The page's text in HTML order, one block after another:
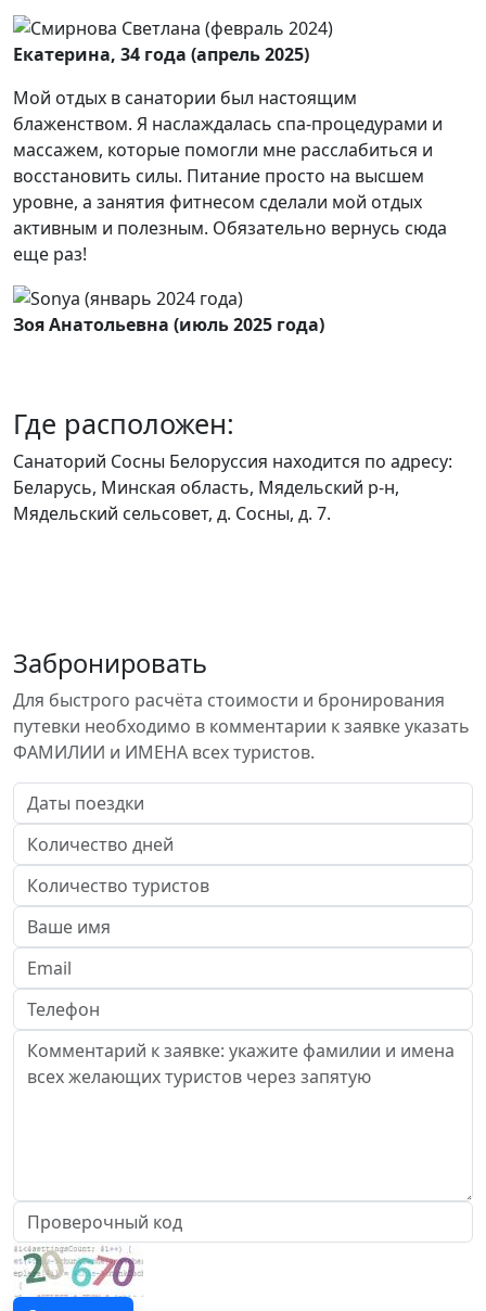
Екатерина, 34 года (апрель 2025)
Мой отдых в санатории был настоящим
блаженством. Я наслаждалась спа-процедурами и
массажем, которые помогли мне расслабиться и
восстановить силы. Питание просто на высшем
уровне, а занятия фитнесом сделали мой отдых
активным и полезным. Обязательно вернусь сюда
еще раз!
Зоя Анатольевна (июль 2025 года)
Где расположен:
Санаторий Сосны Белоруссия находится по адресу:
Беларусь, Минская область, Мядельский р-н,
Мядельский сельсовет, д. Сосны, д. 7.
Забронировать
Для быстрого расчёта стоимости и бронирования
путевки необходимо в комментарии к заявке указать
ФАМИЛИИ и ИМЕНА всех туристов.